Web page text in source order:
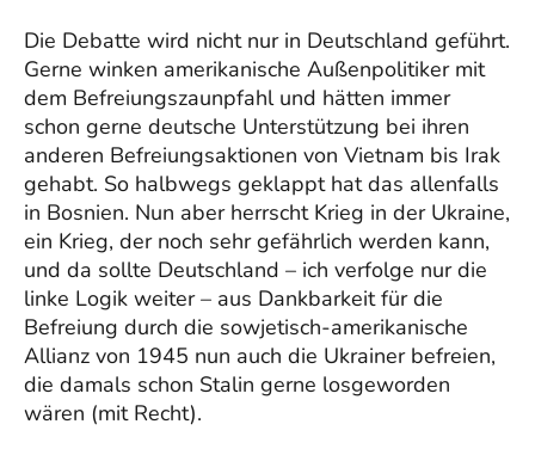
Die Debatte wird nicht nur in Deutschland geführt.
Gerne winken amerikanische Außenpolitiker mit
dem Befreiungszaunpfahl und hätten immer
schon gerne deutsche Unterstützung bei ihren
anderen Befreiungsaktionen von Vietnam bis Irak
gehabt. So halbwegs geklappt hat das allenfalls
in Bosnien. Nun aber herrscht Krieg in der Ukraine,
ein Krieg, der noch sehr gefährlich werden kann,
und da sollte Deutschland – ich verfolge nur die
linke Logik weiter – aus Dankbarkeit für die
Befreiung durch die sowjetisch-amerikanische
Allianz von 1945 nun auch die Ukrainer befreien,
die damals schon Stalin gerne losgeworden
wären (mit Recht).